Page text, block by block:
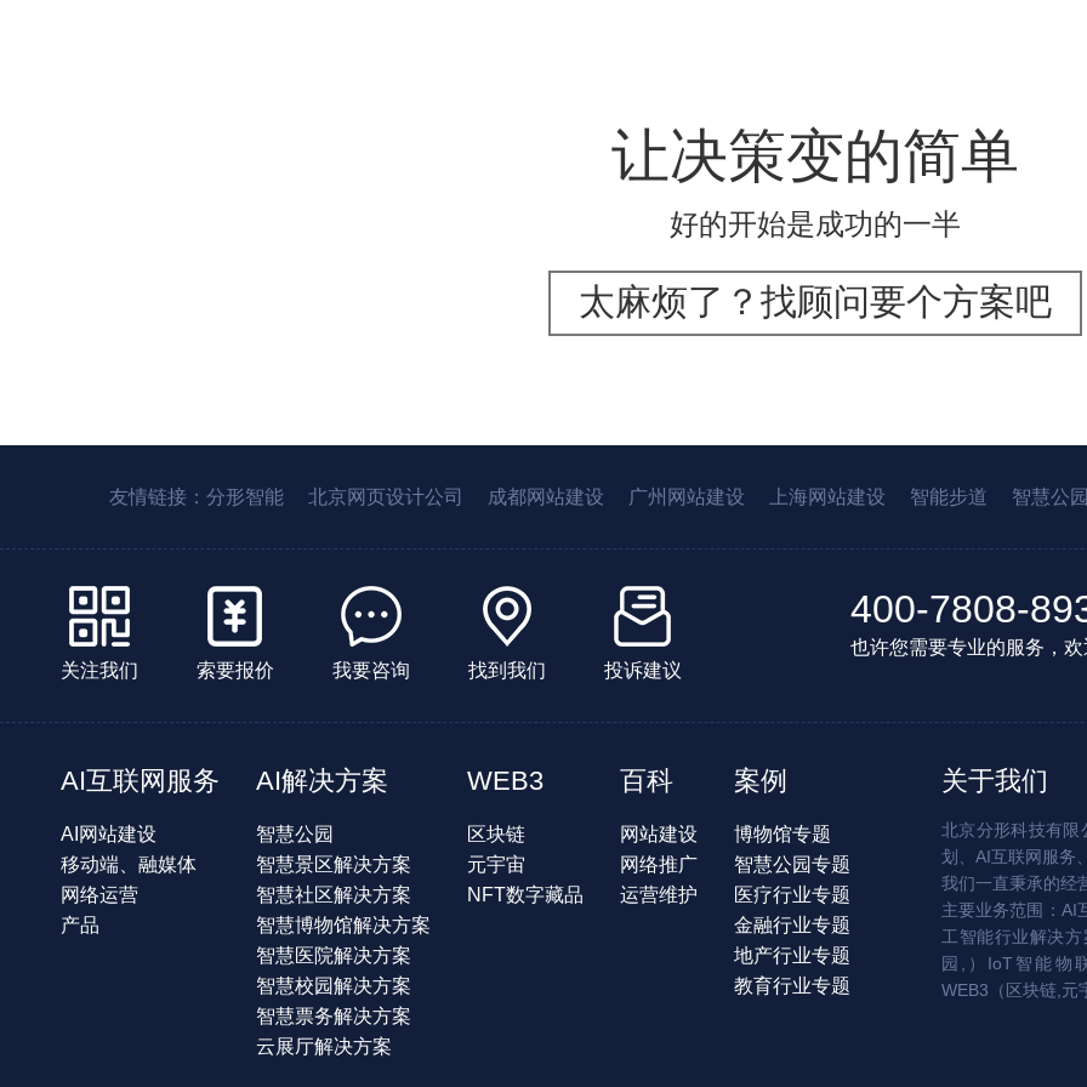
让决策变的简单
好的开始是成功的一半
太麻烦了？找顾问要个方案吧
友情链接： 分形智能 北京网页设计公司 成都网站建设 广州网站建设 上海网站建设 智能步道 智慧公园
关注我们 索要报价 我要咨询 找到我们 投诉建议
400-7808-
也许您需要专业的服务，
AI互联网服务
AI网站建设
移动端、融媒体
网络运营
产品
AI解决方案
智慧公园
智慧景区解决方案
智慧社区解决方案
智慧博物馆解决方案
智慧医院解决方案
智慧校园解决方案
智慧票务解决方案
云展厅解决方案
WEB3
区块链
元宇宙
NFT数字藏品
百科
网站建设
网络推广
运营维护
案例
博物馆专题
智慧公园专题
医疗行业专题
金融行业专题
地产行业专题
教育行业专题
关于我们
北京分形科技有限
划、AI互联网服务
我们一直秉承的经
主要业务范围：AI
工智能行业解决
园,）IoT智能物
WEB3（区块链,元